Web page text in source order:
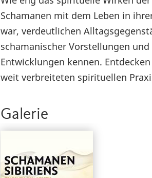
Schamanen mit dem Leben in
war, verdeutlichen
schamanischer Vorstellungen
Entwicklungen kennen.
weit verbreiteten spirituellen
Galerie